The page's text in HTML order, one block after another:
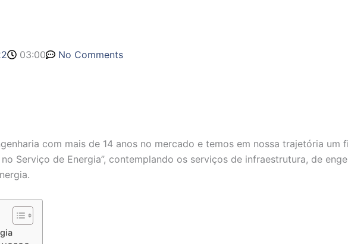
03:00 No Comments
com mais de 14 anos no mercado e temos em nossa trajetória
Serviço de Energia”, contemplando os serviços de infraestrutura, de